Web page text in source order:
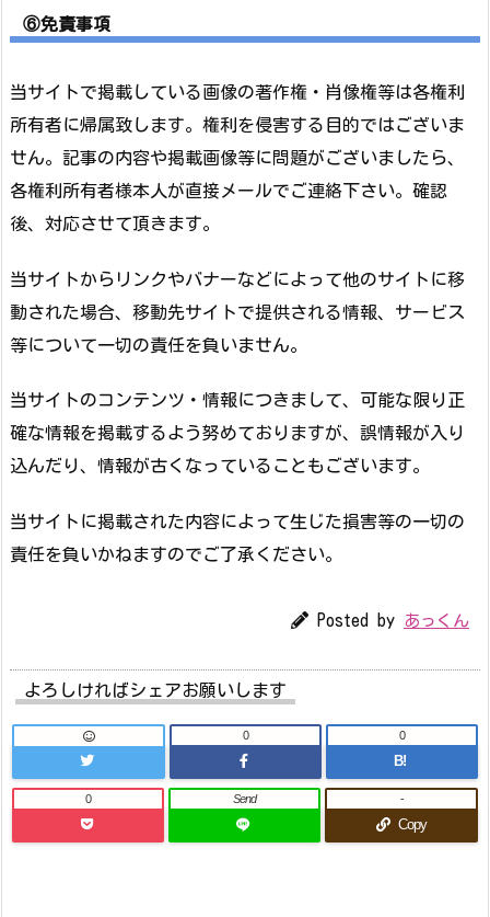
⑥免責事項
当サイトで掲載している画像の著作権・肖像権等は各権利
所有者に帰属致します。権利を侵害する目的ではございま
せん。記事の内容や掲載画像等に問題がございましたら、
各権利所有者様本人が直接メールでご連絡下さい。確認
後、対応させて頂きます。
当サイトからリンクやバナーなどによって他のサイトに移
動された場合、移動先サイトで提供される情報、サービス
等について一切の責任を負いません。
当サイトのコンテンツ・情報につきまして、可能な限り正
確な情報を掲載するよう努めておりますが、誤情報が入り
込んだり、情報が古くなっていることもございます。
当サイトに掲載された内容によって生じた損害等の一切の
責任を負いかねますのでご了承ください。
Posted by あっくん
よろしければシェアお願いします
0
B!
0
0 Send
Copy
-